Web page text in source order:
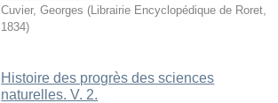
Cuvier, Georges ( Librairie Encyclopédique de Roret
1834)
Histoire des progrès des sciences
naturelles. V. 2.